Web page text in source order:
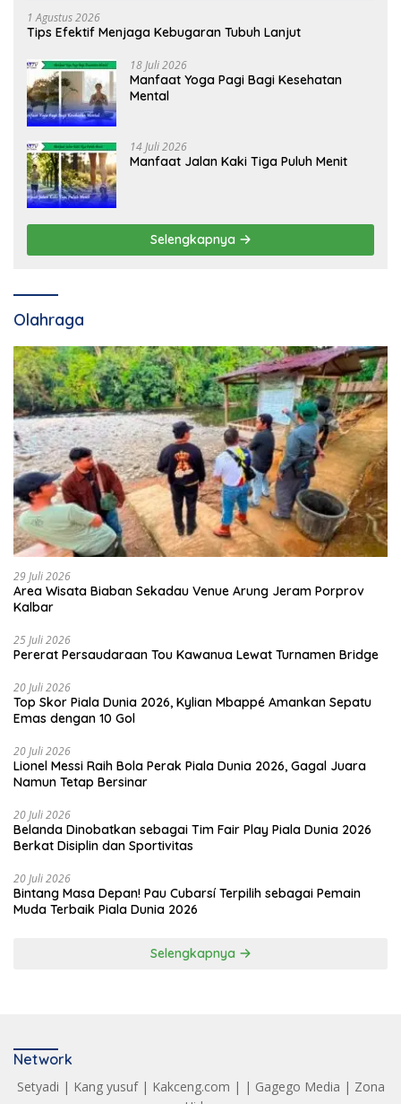
1 Agustus 2026
Tips Efektif Menjaga Kebugaran Tubuh Lanjut
18 Juli 2026
Manfaat Yoga Pagi Bagi Kesehatan
Mental
14 Juli 2026
Manfaat Jalan Kaki Tiga Puluh Menit
Selengkapnya
Olahraga
29 Juli 2026
Area Wisata Biaban Sekadau Venue Arung Jeram Porprov
Kalbar
25 Juli 2026
Pererat Persaudaraan Tou Kawanua Lewat Turnamen Bridge
20 Juli 2026
Top Skor Piala Dunia 2026, Kylian Mbappé Amankan Sepatu
Emas dengan 10 Gol
20 Juli 2026
Lionel Messi Raih Bola Perak Piala Dunia 2026, Gagal Juara
Namun Tetap Bersinar
20 Juli 2026
Belanda Dinobatkan sebagai Tim Fair Play Piala Dunia 2026
Berkat Disiplin dan Sportivitas
20 Juli 2026
Bintang Masa Depan! Pau Cubarsí Terpilih sebagai Pemain
Muda Terbaik Piala Dunia 2026
Selengkapnya
Network
Setyadi | Kang yusuf| Kakceng.com | | Gagego Media | Zona